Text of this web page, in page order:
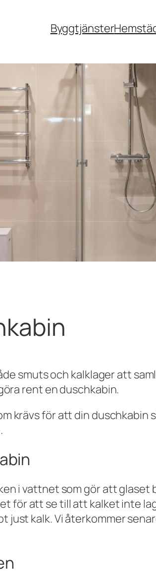
Byggtjänster
smuts och kalklager att
rent en duschkabin.
krävs för att din
i vattnet som gör att
för att se till att kalket inte
kalk. Vi återkommer